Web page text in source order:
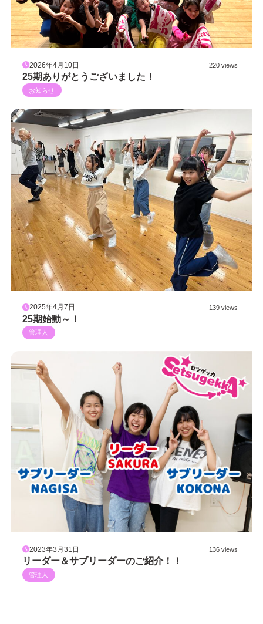
2026年4月10日 220 views
25期ありがとうございました！
お知らせ
2025年4月7日 139 views
25期始動～！
管理人
2023年3月31日 136 views
リーダー＆サブリーダーのご紹介！！
管理人